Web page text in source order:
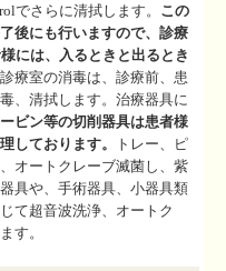
でさらに清拭します。 この
後にも行いますので、診療
には、入るときと出るとき
診療室の消毒は、診療前、患
、清拭します。治療器具に
ビン等の切削器具は患者様
しております。
トレー、ピ
オートクレーブ滅菌し、紫
具や、手術器具、小器具類
て超音波洗浄、オートク
す 。